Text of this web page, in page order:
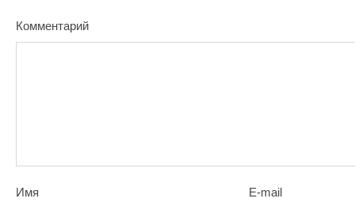
Комментарий
Имя E-mail